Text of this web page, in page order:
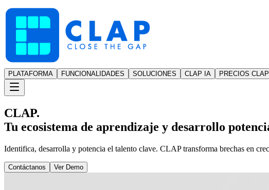
PLATAFORMA FUNCIONALIDADES SOLUCIONES CLAP IA PRECIOS CLAP
CLAP.
Tu ecosistema de aprendizaje y desarrollo
Identifica, desarrolla y potencia el talento clave. CLAP transforma brechas en
Contáctanos Ver Demo